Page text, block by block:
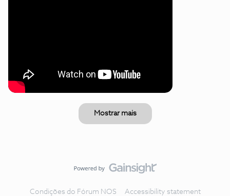
Mostrar mais
Condições do Fórum NOS Accessibility statement